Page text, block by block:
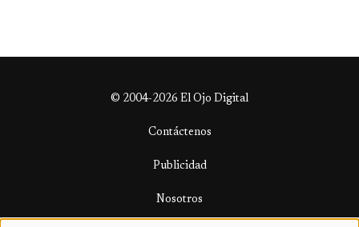
© 2004-2026 El Ojo Digital
Contáctenos
Publicidad
Nosotros